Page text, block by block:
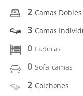
2 Camas Dobles
3 Camas
0 Lieteras
0 Sofa-camas
2 Colchones